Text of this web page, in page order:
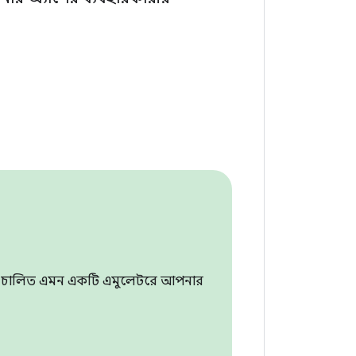
চালিত এমন একটি এমুলেটরে আপনার